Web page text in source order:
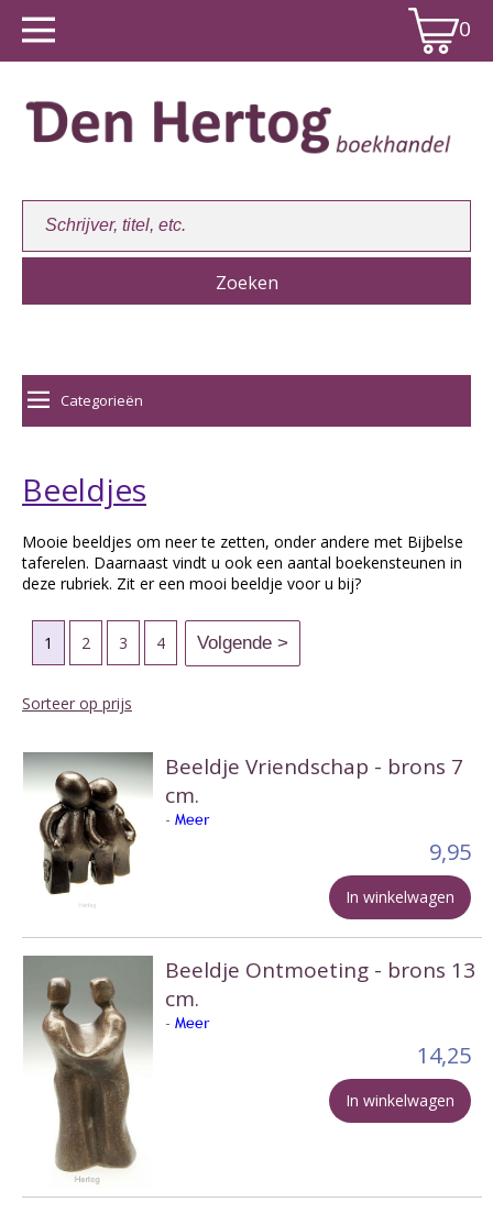
0
Winkelwagen:0
Categorieën
Beeldjes
Mooie beeldjes om neer te zetten, onder andere met Bijbelse
taferelen. Daarnaast vindt u ook een aantal boekensteunen in
deze rubriek. Zit er een mooi beeldje voor u bij?
1 2 3 4
Sorteer op prijs
Beeldje Vriendschap - brons 7
cm.
- Meer
9,95
In winkelwagen
Beeldje Ontmoeting - brons 13
cm.
- Meer
14,25
In winkelwagen